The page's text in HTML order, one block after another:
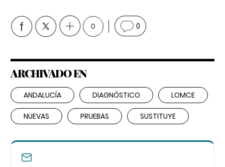
0 0
ARCHIVADO EN
ANDALUCÍA DIAGNÓSTICO LOMCE
NUEVAS PRUEBAS SUSTITUYE